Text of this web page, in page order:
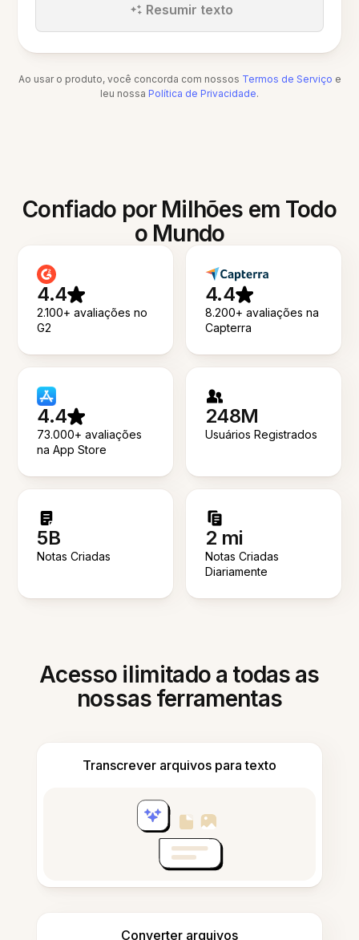
Resumir texto
Ao usar o produto, você concorda com nossos Termos de Serviço e
leu nossa Política de Privacidade.
Confiado por Milhões em Todo
o Mundo
4.4
2.100+ avaliações no
G2
4.4
8.200+ avaliações na
Capterra
4.4
73.000+ avaliações
na App Store
248M
Usuários Registrados
5B
Notas Criadas
2 mi
Notas Criadas
Diariamente
Acesso ilimitado a todas as
nossas ferramentas
Transcrever arquivos para texto
Converter arquivos